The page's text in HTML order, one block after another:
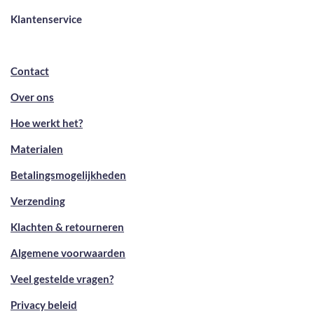
Klantenservice
Contact
Over ons
Hoe werkt het?
Materialen
Betalingsmogelijkheden
Verzending
Klachten & retourneren
Algemene voorwaarden
Veel gestelde vragen?
Privacy beleid